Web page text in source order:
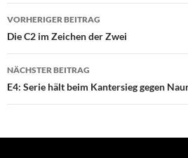
Beitragsnavigation
VORHERIGER BEITRAG
Die C2 im Zeichen der Zwei
NÄCHSTER BEITRAG
E4: Serie hält beim Kantersieg gegen